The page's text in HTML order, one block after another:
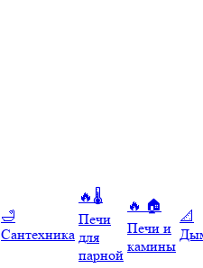
🛁
Сантехника
🔥🌡️
Печи
для
парной
🔥 🏠
Печи и
камины
📐